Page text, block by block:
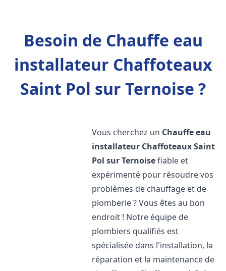
Besoin de Chauffe eau
installateur Chaffoteaux
Saint Pol sur Ternoise ?
Vous cherchez un Chauffe eau
installateur ChaffoteauxSaint
Pol sur Ternoisefiable et
expérimenté pour résoudre vos
problèmes de chauffage et de
plomberie ? Vous êtes au bon
endroit ! Notre équipe de
plombiers qualifiés est
spécialisée dans l'installation, la
réparation et la maintenance de